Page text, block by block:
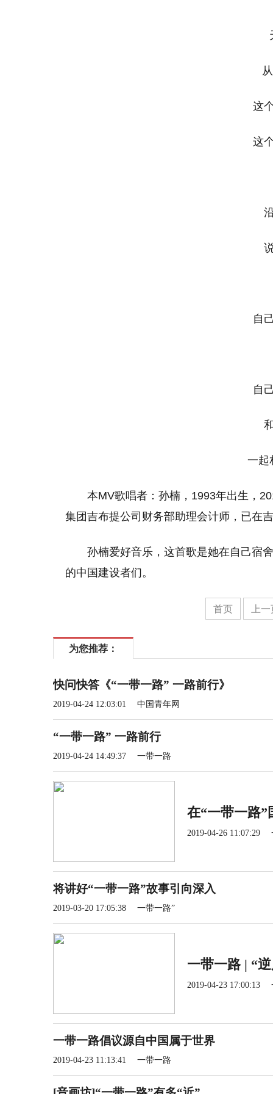
天
从
这个
这个
沿
说
自己
自己
和
一起相
本MV歌唱者：孙楠，1993年出生，
集团吉布提公司财务部助理会计师，已在
孙楠爱好音乐，这首歌是她在自己宿
的中国建设者们。
首页 上
为您推荐：
快问快答《“一带一路” 一路前行》
2019-04-24 12:03:01 中国青年网
“一带一路” 一路前行
2019-04-24 14:49:37 一带一路
在“一带一路”
2019-04-26 11:07:29
将讲好“一带一路”故事引向深入
2019-03-20 17:05:38 一带一路”
一带一路 | “
2019-04-23 17:00:13
一带一路倡议源自中国属于世界
2019-04-23 11:13:41 一带一路